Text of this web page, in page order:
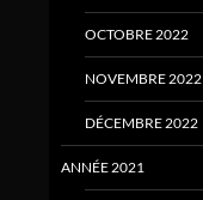
OCTOBRE 2022
NOVEMBRE 2022
DÉCEMBRE 2022
ANNÉE 2021